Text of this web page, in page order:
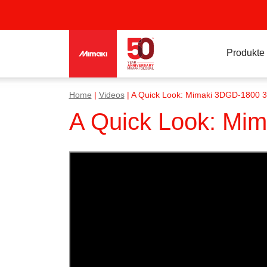
Produkte
Home Videos| A Quick Look: Mimaki 3DGD-1800
A Quick Look: